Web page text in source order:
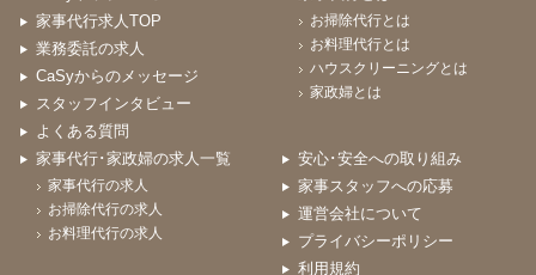
家事代行求人TOP
業務委託の求人
CaSyからのメッセージ
スタッフインタビュー
よくある質問
お掃除代行とは
お料理代行とは
ハウスクリーニングとは
家政婦とは
家事代行･家政婦の求人一覧
家事代行の求人
お掃除代行の求人
お料理代行の求人
安心･安全への取り組み
家事スタッフへの応募
運営会社について
プライバシーポリシー
利用規約